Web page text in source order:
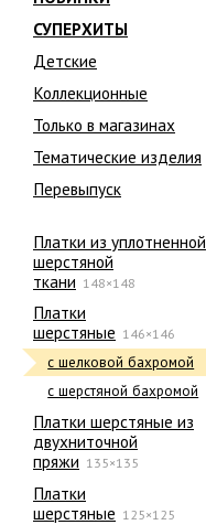
СУПЕРХИТЫ
Детские
Коллекционные
Только в магазинах
Тематические изделия
Перевыпуск
Платки из уплотненной
шерстяной
ткани 148×148
Платки
шерстяные 146×146
с шелковой бахромой
с шерстяной бахромой
Платки шерстяные из
двухниточной
пряжи 135×135
Платки
шерстяные 125×125